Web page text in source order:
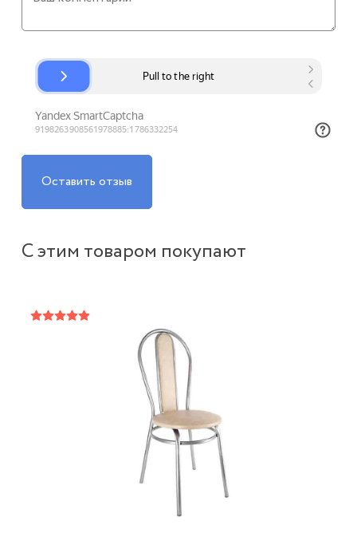
Оставить отзыв
С этим товаром покупают